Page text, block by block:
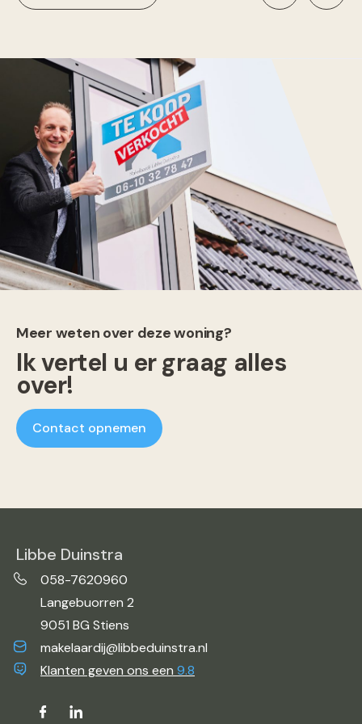
Meer weten over deze woning?
Ik vertel u er graag alles
over!
Contact opnemen
Libbe Duinstra
058-7620960
Langebuorren 2
9051 BG Stiens
makelaardij@libbeduinstra.nl
Klanten geven ons een 9.8